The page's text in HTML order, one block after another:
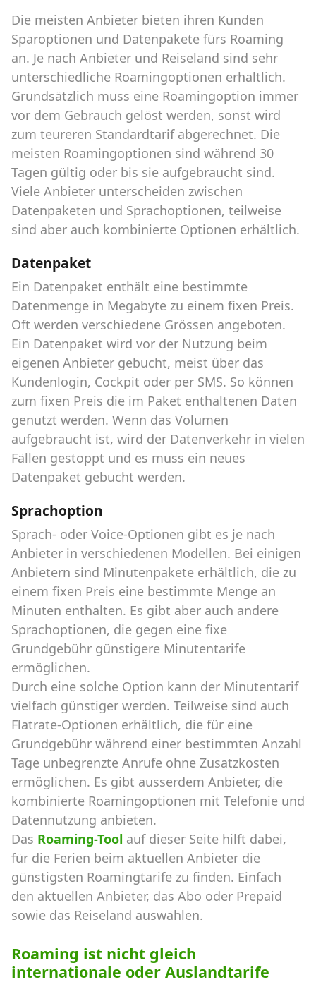
Die meisten Anbieter bieten ihren Kunden
Sparoptionen und Datenpakete fürs Roaming
an. Je nach Anbieter und Reiseland sind sehr
unterschiedliche Roamingoptionen erhältlich.
Grundsätzlich muss eine Roamingoption immer
vor dem Gebrauch gelöst werden, sonst wird
zum teureren Standardtarif abgerechnet. Die
meisten Roamingoptionen sind während 30
Tagen gültig oder bis sie aufgebraucht sind.
Viele Anbieter unterscheiden zwischen
Datenpaketen und Sprachoptionen, teilweise
sind aber auch kombinierte Optionen erhältlich.
Datenpaket
Ein Datenpaket enthält eine bestimmte
Datenmenge in Megabyte zu einem fixen Preis.
Oft werden verschiedene Grössen angeboten.
Ein Datenpaket wird vor der Nutzung beim
eigenen Anbieter gebucht, meist über das
Kundenlogin, Cockpit oder per SMS. So können
zum fixen Preis die im Paket enthaltenen Daten
genutzt werden. Wenn das Volumen
aufgebraucht ist, wird der Datenverkehr in vielen
Fällen gestoppt und es muss ein neues
Datenpaket gebucht werden.
Sprachoption
Sprach- oder Voice-Optionen gibt es je nach
Anbieter in verschiedenen Modellen. Bei einigen
Anbietern sind Minutenpakete erhältlich, die zu
einem fixen Preis eine bestimmte Menge an
Minuten enthalten. Es gibt aber auch andere
Sprachoptionen, die gegen eine fixe
Grundgebühr günstigere Minutentarife
ermöglichen.
Durch eine solche Option kann der Minutentarif
vielfach günstiger werden. Teilweise sind auch
Flatrate-Optionen erhältlich, die für eine
Grundgebühr während einer bestimmten Anzahl
Tage unbegrenzte Anrufe ohne Zusatzkosten
ermöglichen. Es gibt ausserdem Anbieter, die
kombinierte Roamingoptionen mit Telefonie und
Datennutzung anbieten.
Das Roaming-Tool auf dieser Seite hilft dabei,
für die Ferien beim aktuellen Anbieter die
günstigsten Roamingtarife zu finden. Einfach
den aktuellen Anbieter, das Abo oder Prepaid
sowie das Reiseland auswählen.
Roaming ist nicht gleich
internationale oder Auslandtarife